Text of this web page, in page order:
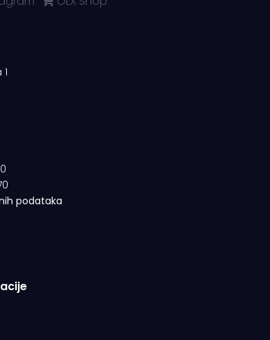
podataka